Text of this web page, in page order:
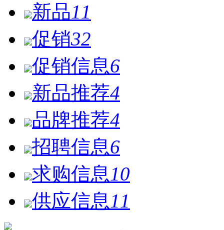
新品11
促销32
促销信息6
新品推荐4
品牌推荐4
招聘信息6
求购信息 10
供应信息 11